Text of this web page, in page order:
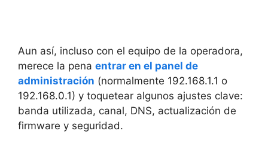
Aun así, incluso con el equipo de la operadora,
merece la pena entrar en el panel de
administración (normalmente 192.168.1.1 o
192.168.0.1) y toquetear algunos ajustes clave:
banda utilizada, canal, DNS, actualización de
firmware y seguridad.